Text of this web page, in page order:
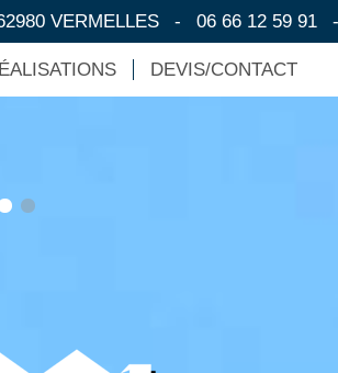
VERMELLES - 06 66 12 59 91
DEVIS/CONTACT